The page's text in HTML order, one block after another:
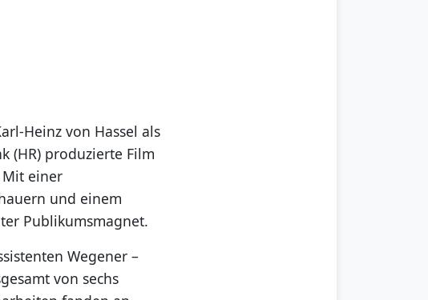
Heinz von Hassel als
(HR) produzierte Film
Mit einer
und einem
Publikumsmagnet.
Wegener –
von sechs